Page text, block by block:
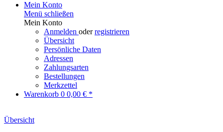
Mein Konto
Menü schließen
Mein Konto
Anmelden oderregistrieren
Übersicht
Persönliche Daten
Adressen
Zahlungsarten
Bestellungen
Merkzettel
Warenkorb 0 0,00 € *
Übersicht